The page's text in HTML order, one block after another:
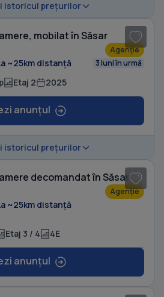
istoricul prețurilor
mobilat în Săsar
Agenție
~25km distanță 3 luni în urmă
Etaj 2 2025
anunțul
istoricul prețurilor
decomandat în Săsar
Agenție
~25km distanță
Etaj 3 / 4 4E
anunțul